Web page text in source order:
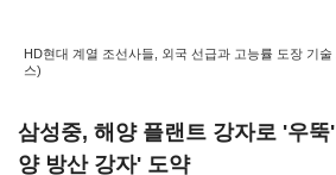
HD현대 계열 조선사들, 외국 선급과 고능률 도장 기
스)
삼성중, 해양 플랜트 강자로 '우
양 방산 강자' 도약